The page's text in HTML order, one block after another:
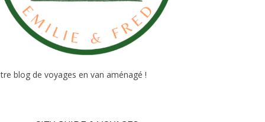
blog de voyages en van aménagé !